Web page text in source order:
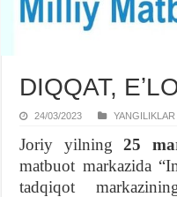
DIQQAT,
24/03/2023 YANGILIKLAR
Joriy yilning25
matbuot markazida
tadqiqot